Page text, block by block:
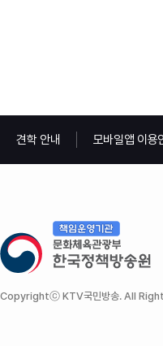
견학 안내 모바일앱 이용
Copyrightⓒ KTV국민방송. All